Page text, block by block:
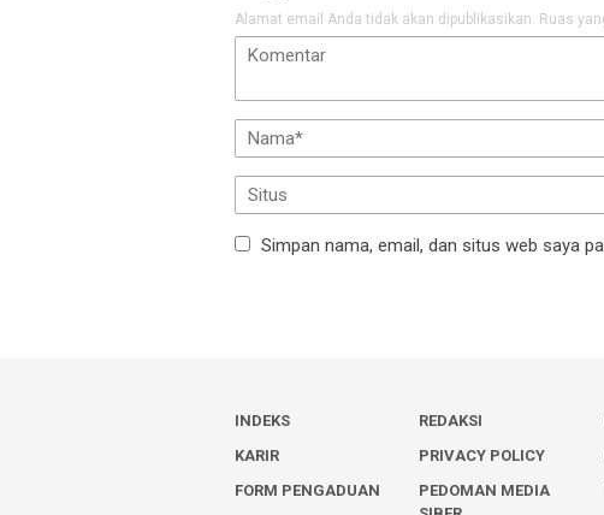
Alamat email Anda tidak akan dipublikasikan. Ruas
Simpan nama, email, dan situs web saya
INDEKS REDAKSI
KARIR
PRIVACY POLICY
FORM PENGADUAN
PEDOMAN MEDIA